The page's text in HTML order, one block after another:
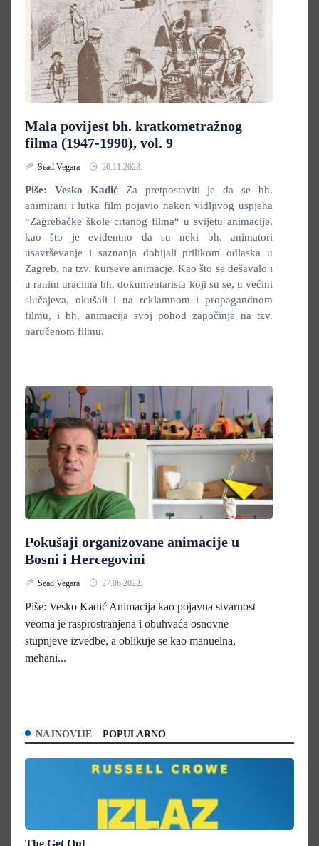
Mala povijest bh. kratkometražnog
filma (1947-1990), vol. 9
Sead Vegara 20.11.2023.
Piše: Vesko Kadić Za pretpostaviti je da se bh.
animirani i lutka film pojavio nakon vidljivog uspjeha
“Zagrebačke škole crtanog filma“ u svijetu animacije,
kao što je evidentno da su neki bh. animatori
usavrševanje i saznanja dobijali prilikom odlaska u
Zagreb, na tzv. kurseve animacje. Kao što se dešavalo i
u ranim uracima bh. dokumentarista koji su se, u većini
slučajeva, okušali i na reklamnom i propagandnom
filmu, i bh. animacija svoj pohod započinje na tzv.
naručenom filmu.
Pokušaji organizovane animacije u
Bosni i Hercegovini
Sead Vegara 27.06.2022.
Piše: Vesko Kadić Animacija kao pojavna stvarnost
veoma je rasprostranjena i obuhvaća osnovne
stupnjeve izvedbe, a oblikuje se kao manuelna,
mehani...
NAJNOVIJE POPULARNO
The Get Out